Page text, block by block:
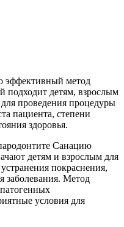
эффективный метод
подходит детям, взрослым
проведения процедуры
пациента, степени
здоровья.
Санацию
детям и взрослым для
покраснения,
заболевания. Метод
условия для